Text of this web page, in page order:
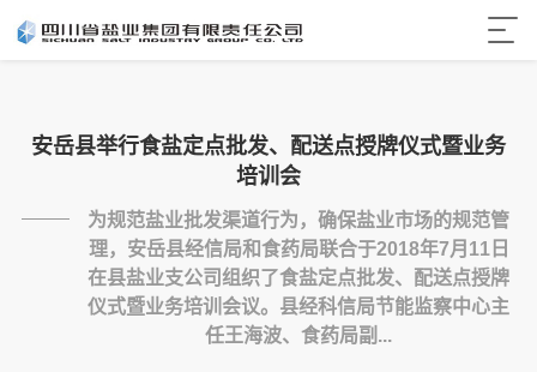
安岳县举行食盐定点批发、配送点授牌仪式暨业务
培训会
为规范盐业批发渠道行为，确保盐业市场的规范管
理，安岳县经信局和食药局联合于2018年7月11日
在县盐业支公司组织了食盐定点批发、配送点授牌
仪式暨业务培训会议。县经科信局节能监察中心主
任王海波、食药局副...